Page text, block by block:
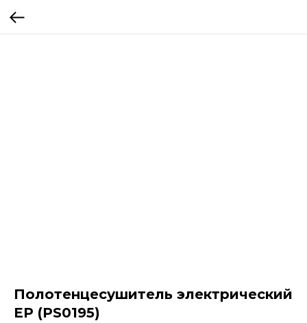
Полотенцесушитель электрический
EP (PS0195)